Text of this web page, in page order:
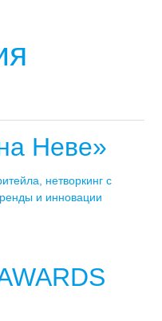
Неве»
нетворкинг с
и инновации